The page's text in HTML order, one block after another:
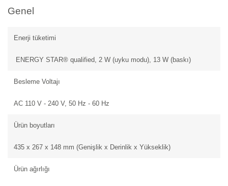
Genel
Enerji tüketimi
ENERGY STAR® qualified, 2 W (uyku modu), 13 W (baskı)
Besleme Voltajı
AC 110 V - 240 V, 50 Hz - 60 Hz
Ürün boyutları
435‎ x 267 x 148 mm (Genişlik x Derinlik x Yükseklik)
Ürün ağırlığı